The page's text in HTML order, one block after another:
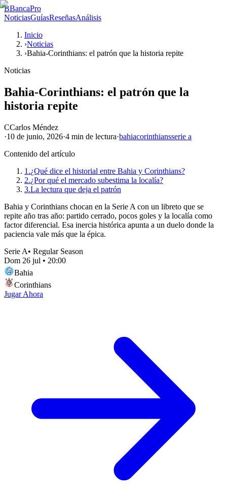
BBancaPro
NoticiasGuíasReseñasAnálisis
Inicio
›Noticias
›Bahia-Corinthians: el patrón que la historia repite
Noticias
Bahia-Corinthians: el patrón que la
historia repite
CCarlos Méndez
·10 de junio, 2026·4 min de lectura·bahiacorinthiansserie a
Contenido del artículo
1.¿Qué dice el historial entre Bahia y Corinthians?
2.¿Por qué el mercado subestima la localía?
3.La lectura que deja el patrón
Bahia y Corinthians chocan en la Serie A con un libreto que se
repite año tras año: partido cerrado, pocos goles y la localía como
factor diferencial. Esa inercia histórica apunta a un duelo donde la
paciencia vale más que la épica.
Serie A• Regular Season
Dom 26 jul • 20:00
Bahia
Corinthians
Jugar Ahora